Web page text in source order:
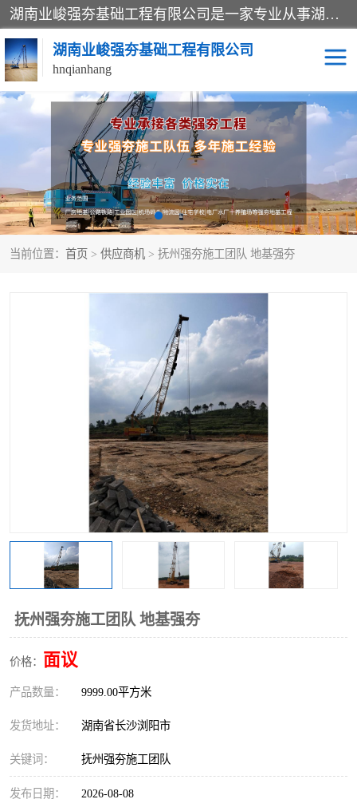
湖南业峻强夯基础工程有限公司是一家专业从事湖南强夯基础工程、强夯机租赁，地基处理的施工单位。业务覆盖：湖南、广东，江西等地。可承接1000KN.m-25000KN.m强夯（置换）工程。公司创始人是国内较早期从事强夯施工的建设者，经过多年的一步一个脚印的发展，在行业内具有较高的度和良好的口碑。
湖南业峻强夯基础工程有限公司
hnqianhang
当前位置： 首页 > 供应商机 > 抚州强夯施工团队 地基强夯
抚州强夯施工团队 地基强夯
价格： 面议
产品数量： 9999.00平方米
发货地址： 湖南省长沙浏阳市
关键词： 抚州强夯施工团队
发布日期： 2026-08-08
强夯施工案例 强夯机租赁
强夯施工工程 强夯施工队伍
强夯队伍